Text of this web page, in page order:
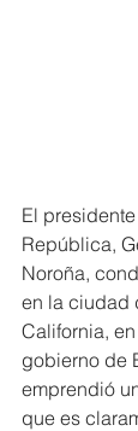
El
República,
Noroña,
en la ciudad
California,
gobierno de
emprendió
que es